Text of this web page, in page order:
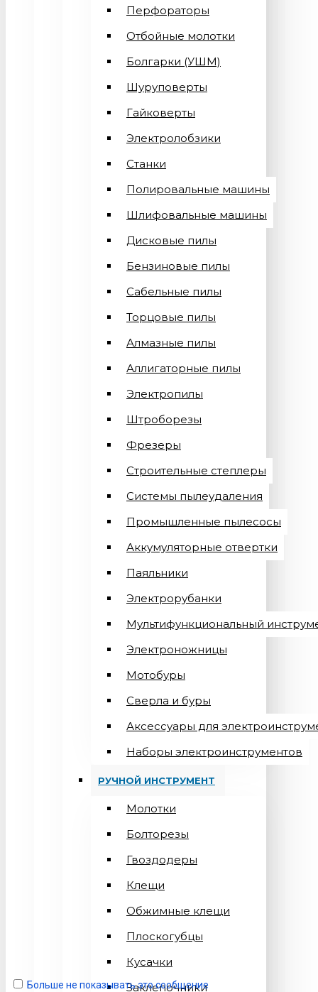
Перфораторы
Отбойные молотки
Болгарки (УШМ)
Шуруповерты
Гайковерты
Электролобзики
Станки
Полировальные машины
Шлифовальные машины
Дисковые пилы
Бензиновые пилы
Сабельные пилы
Торцовые пилы
Алмазные пилы
Аллигаторные пилы
Электропилы
Штроборезы
Фрезеры
Строительные степлеры
Системы пылеудаления
Промышленные пылесосы
Аккумуляторные отвертки
Паяльники
Электрорубанки
Мультифункциональный
Электроножницы
Мотобуры
Сверла и буры
Аксессуары для
Наборы электроинструментов
РУЧНОЙ ИНСТРУМЕНТ
Молотки
Болторезы
Гвоздодеры
Клещи
Обжимные клещи
Плоскогубцы
Кусачки
Заклепочники
Больше не показывать это сообщение